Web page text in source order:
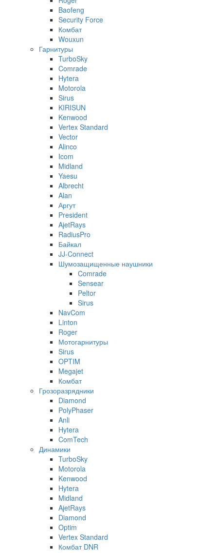
Baofeng
Security Force
Комбат
Wouxun
Гарнитуры
TurboSky
Comrade
Hytera
Motorola
Sirus
KIRISUN
Kenwood
Vertex Standard
Vector
Alinco
Icom
Midland
Yaesu
Albrecht
Alan
Аргут
President
AjetRays
RadiusPro
Байкал
JJ-Connect
Шумозащищенные наушники
Comrade
Sensear
Peltor
Sirus
NavCom
Linton
Roger
Мотогарнитуры
Sirus
OPTIM
Megajet
Комбат
Грозоразрядники
Diamond
PolyPhaser
Anli
Hytera
ComTech
Динамики
TurboSky
Motorola
Kenwood
Hytera
Midland
AjetRays
Diamond
Optim
Vertex Standard
Комбат DNR